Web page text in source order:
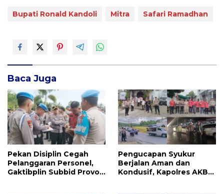
Bupati Ronald Kandoli Mitra Safari Ramadhan
Baca Juga
Pekan Disiplin Cegah
Pelanggaran Personel,
Gaktibplin Subbid Provos
Pengucapan Syukur
Berjalan Aman dan
Kondusif, Kapolres AKBP